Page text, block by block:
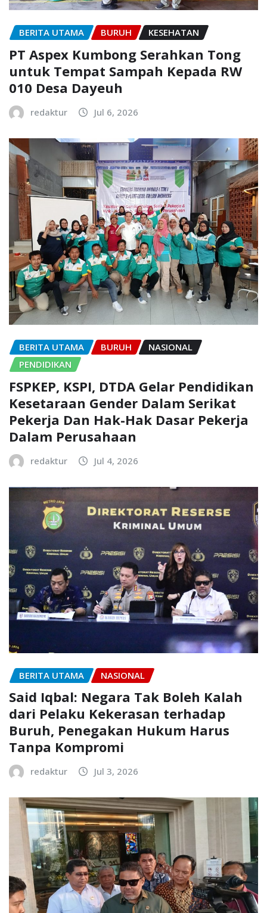
BERITA UTAMA BURUH KESEHATAN
PT Aspex Kumbong Serahkan Tong
untuk Tempat Sampah Kepada RW
010 Desa Dayeuh
redaktur Jul 6, 2026
BERITA UTAMA BURUH
NASIONAL
PENDIDIKAN
FSPKEP, KSPI, DTDA Gelar Pendidikan
Kesetaraan Gender Dalam Serikat
Pekerja Dan Hak-Hak Dasar Pekerja
Dalam Perusahaan
redaktur Jul 4, 2026
BERITA UTAMA NASIONAL
Said Iqbal: Negara Tak Boleh Kalah
dari Pelaku Kekerasan terhadap
Buruh, Penegakan Hukum Harus
Tanpa Kompromi
redaktur Jul 3, 2026